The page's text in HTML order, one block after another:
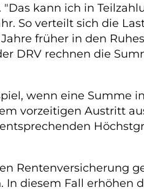
kann ich in
So verteilt sich die
früher in den
DRV rechnen die
wenn eine Summe
vorzeitigen Austritt
Rentenversicherung
In diesem Fall erhöhen